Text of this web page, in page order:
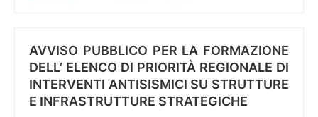
AVVISO PUBBLICO PER LA FORMAZIONE
DELL’ ELENCO DI PRIORITÀ REGIONALE DI
INTERVENTI ANTISISMICI SU STRUTTURE
E INFRASTRUTTURE STRATEGICHE